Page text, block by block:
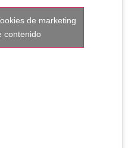
de marketing
contenido